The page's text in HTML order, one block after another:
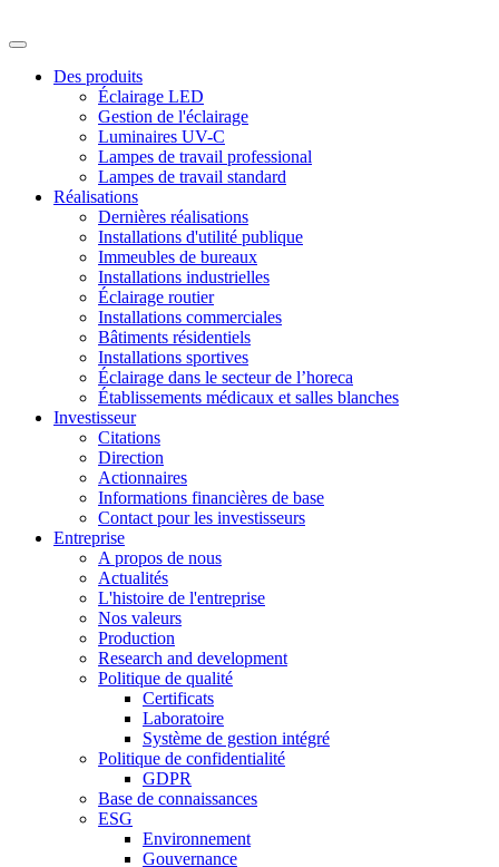
Des produits
Éclairage LED
Gestion de l'éclairage
Luminaires UV-C
Lampes de travail professional
Lampes de travail standard
Réalisations
Dernières réalisations
Installations d'utilité publique
Immeubles de bureaux
Installations industrielles
Éclairage routier
Installations commerciales
Bâtiments résidentiels
Installations sportives
Éclairage dans le secteur de l’horeca
Établissements médicaux et salles blanches
Investisseur
Citations
Direction
Actionnaires
Informations financières de base
Contact pour les investisseurs
Entreprise
A propos de nous
Actualités
L'histoire de l'entreprise
Nos valeurs
Production
Research and development
Politique de qualité
Certificats
Laboratoire
Système de gestion intégré
Politique de confidentialité
GDPR
Base de connaissances
ESG
Environnement
Gouvernance